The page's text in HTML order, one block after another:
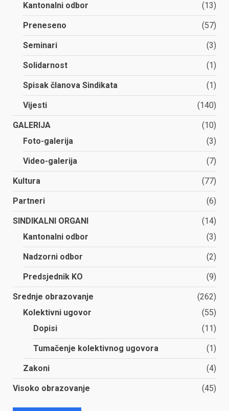
Kantonalni odbor (13)
Preneseno (57)
Seminari (3)
Solidarnost (1)
Spisak članova Sindikata (1)
Vijesti (140)
GALERIJA
(10)
Foto-galerija
(3)
Video-galerija (7)
Kultura (77)
Partneri (6)
SINDIKALNI ORGANI
(14)
Kantonalni odbor
(3)
Nadzorni odbor (2)
Predsjednik KO (9)
Srednje obrazovanje
(262)
Kolektivni ugovor
(55)
Dopisi
(11)
Tumačenje kolektivnog ugovora (1)
Zakoni (4)
Visoko obrazovanje (45)